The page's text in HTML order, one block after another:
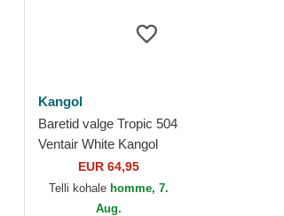
Kangol
Baretid valge Tropic 504
Ventair White Kangol
EUR 64,95
Telli kohale homme, 7.
Aug.